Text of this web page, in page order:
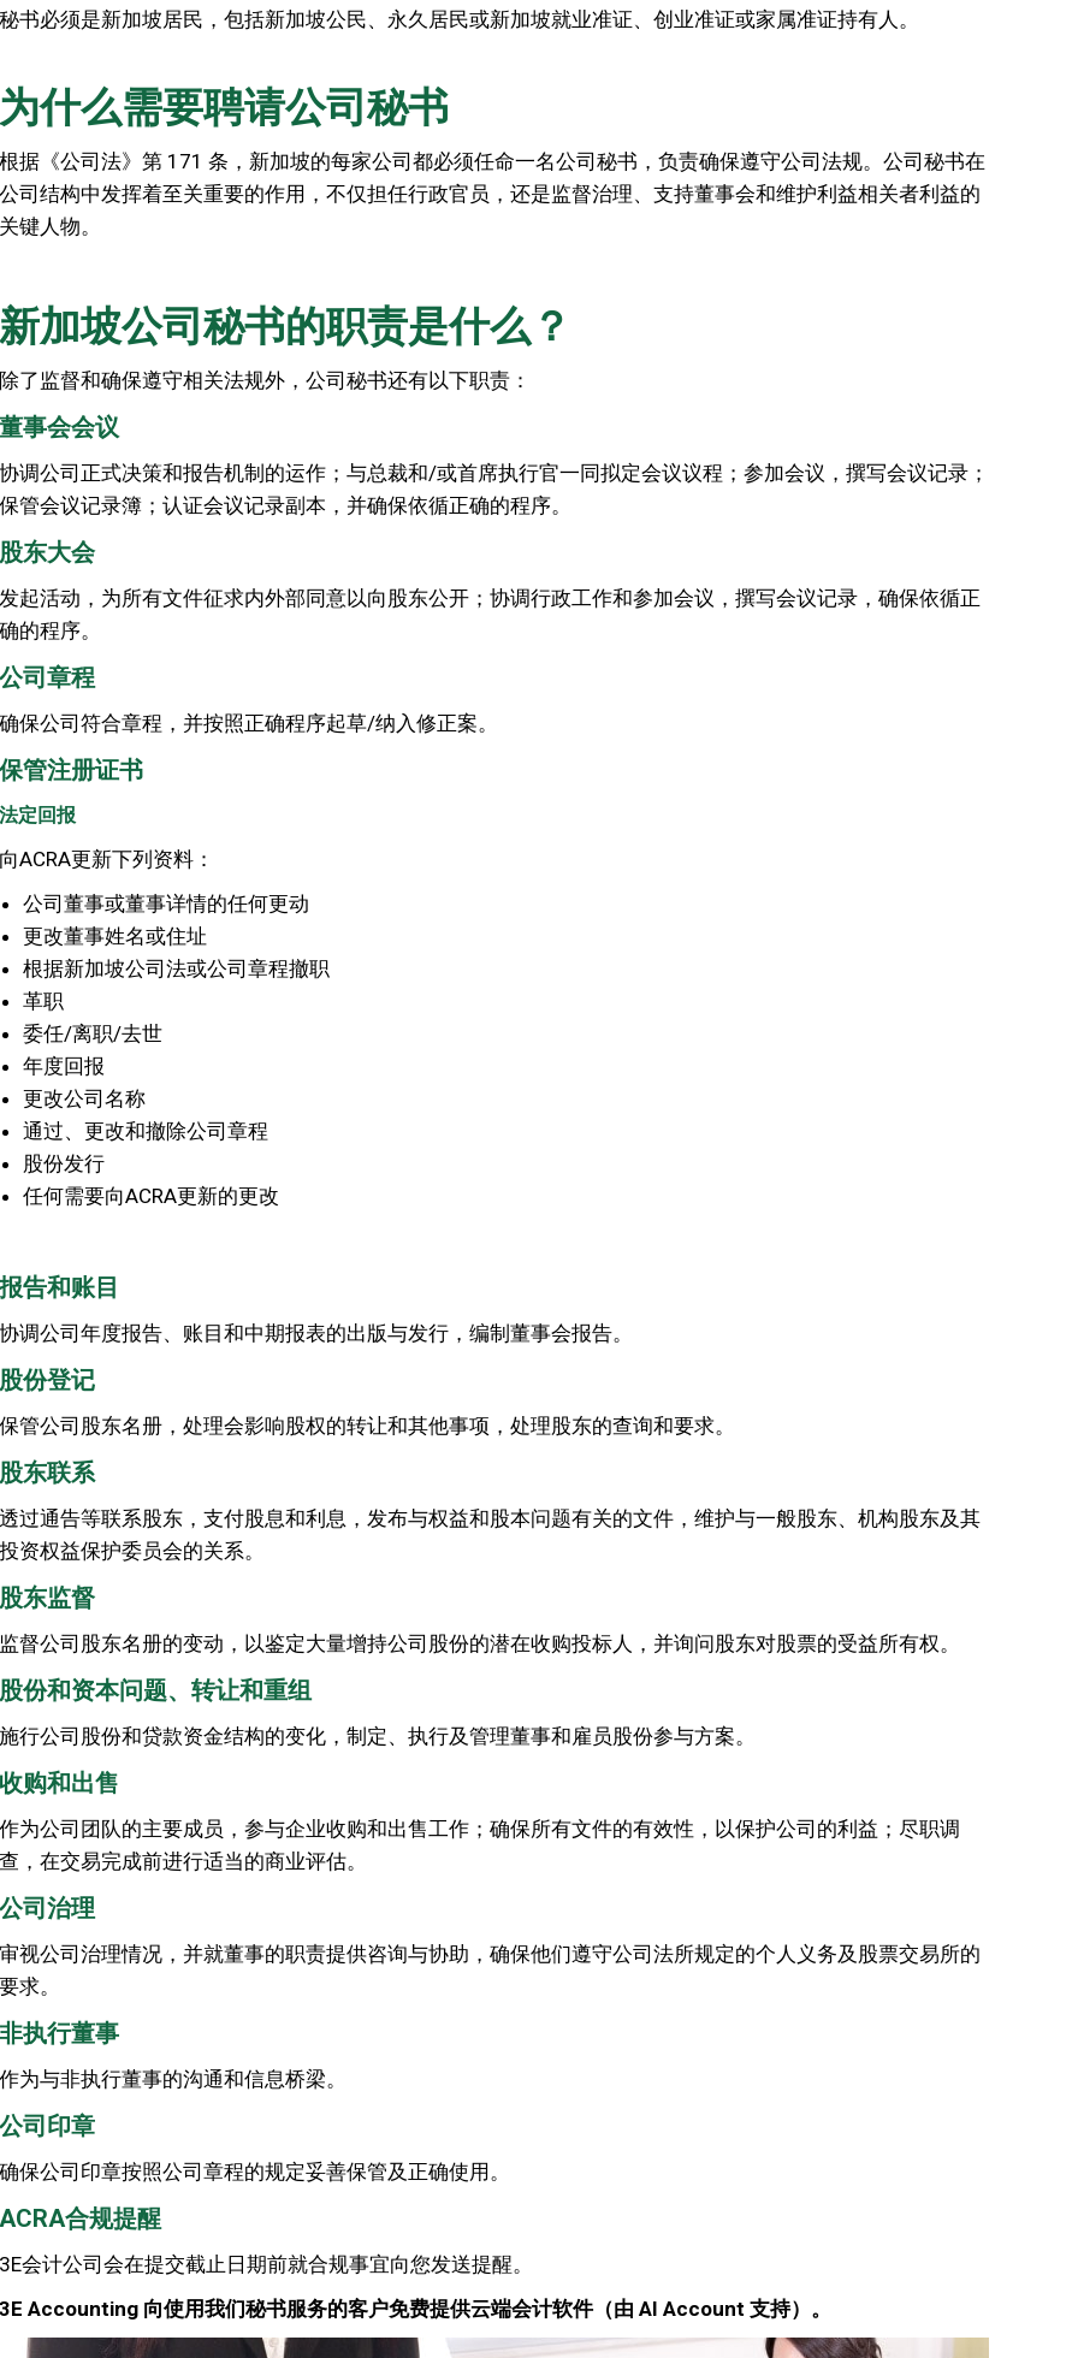
秘书必须是新加坡居民，包括新加坡公民、永久居民或新加坡就业准证、创业准证或家属准证持有人。
为什么需要聘请公司秘书
根据《公司法》第 171 条，新加坡的每家公司都必须任命一名公司秘书，负责确保遵守公司法规。公司秘书在
公司结构中发挥着至关重要的作用，不仅担任行政官员，还是监督治理、支持董事会和维护利益相关者利益的
关键人物。
新加坡公司秘书的职责是什么？
除了监督和确保遵守相关法规外，公司秘书还有以下职责：
董事会会议
协调公司正式决策和报告机制的运作；与总裁和/或首席执行官一同拟定会议议程；参加会议，撰写会议记录；
保管会议记录簿；认证会议记录副本，并确保依循正确的程序。
股东大会
发起活动，为所有文件征求内外部同意以向股东公开；协调行政工作和参加会议，撰写会议记录，确保依循正
确的程序。
公司章程
确保公司符合章程，并按照正确程序起草/纳入修正案。
保管注册证书
法定回报
向ACRA更新下列资料：
公司董事或董事详情的任何更动
更改董事姓名或住址
根据新加坡公司法或公司章程撤职
革职
委任/离职/去世
年度回报
更改公司名称
通过、更改和撤除公司章程
股份发行
任何需要向ACRA更新的更改
报告和账目
协调公司年度报告、账目和中期报表的出版与发行，编制董事会报告。
股份登记
保管公司股东名册，处理会影响股权的转让和其他事项，处理股东的查询和要求。
股东联系
透过通告等联系股东，支付股息和利息，发布与权益和股本问题有关的文件，维护与一般股东、机构股东及其
投资权益保护委员会的关系。
股东监督
监督公司股东名册的变动，以鉴定大量增持公司股份的潜在收购投标人，并询问股东对股票的受益所有权。
股份和资本问题、转让和重组
施行公司股份和贷款资金结构的变化，制定、执行及管理董事和雇员股份参与方案。
收购和出售
作为公司团队的主要成员，参与企业收购和出售工作；确保所有文件的有效性，以保护公司的利益；尽职调
查，在交易完成前进行适当的商业评估。
公司治理
审视公司治理情况，并就董事的职责提供咨询与协助，确保他们遵守公司法所规定的个人义务及股票交易所的
要求。
非执行董事
作为与非执行董事的沟通和信息桥梁。
公司印章
确保公司印章按照公司章程的规定妥善保管及正确使用。
ACRA合规提醒
3E会计公司会在提交截止日期前就合规事宜向您发送提醒。
3E Accounting 向使用我们秘书服务的客户免费提供云端会计软件（由 AI Account 支持）。